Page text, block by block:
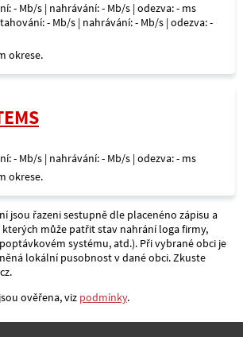
- Mb/s | nahrávání: - Mb/s | odezva: - ms
- Mb/s | nahrávání: - Mb/s | odezva: -
okrese.
- Mb/s | nahrávání: - Mb/s | odezva: - ms
okrese.
jsou řazeni sestupně dle placenéno zápisu a
může patřit stav nahrání loga firmy,
systému, atd.). Při vybrané obci je
lokální pusobnost v dané obci. Zkuste
ověřena, viz podmínky.